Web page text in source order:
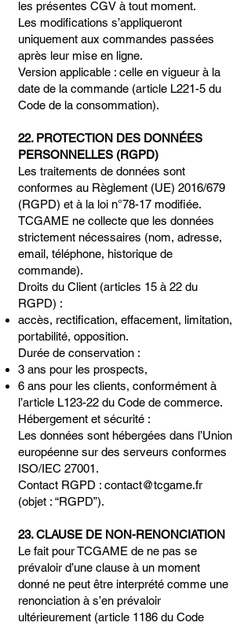
les présentes CGV à tout moment.
Les modifications s’appliqueront
uniquement aux commandes passées
après leur mise en ligne.
Version applicable : celle en vigueur à la
date de la commande (article L221-5 du
Code de la consommation).
22. PROTECTION DES DONNÉES
PERSONNELLES (RGPD)
Les traitements de données sont
conformes au Règlement (UE) 2016/679
(RGPD) et à la loi n°78-17 modifiée.
TCGAME ne collecte que les données
strictement nécessaires (nom, adresse,
email, téléphone, historique de
commande).
Droits du Client (articles 15 à 22 du
RGPD) :
accès, rectification, effacement, limitation,
portabilité, opposition.
Durée de conservation :
3 ans pour les prospects,
6 ans pour les clients, conformément à
l’article L123-22 du Code de commerce.
Hébergement et sécurité :
Les données sont hébergées dans l’Union
européenne sur des serveurs conformes
ISO/IEC 27001.
Contact RGPD : contact@tcgame.fr
(objet : “RGPD”).
23. CLAUSE DE NON-RENONCIATION
Le fait pour TCGAME de ne pas se
prévaloir d’une clause à un moment
donné ne peut être interprété comme une
renonciation à s’en prévaloir
ultérieurement (article 1186 du Code